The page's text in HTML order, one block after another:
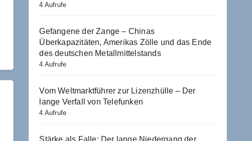
4 Aufrufe
Gefangene der Zange – Chinas
Überkapazitäten, Amerikas Zölle und das Ende
des deutschen Metallmittelstands
4 Aufrufe
Vom Weltmarktführer zur Lizenzhülle – Der
lange Verfall von Telefunken
4 Aufrufe
Stärke als Falle: Der lange Niedergang der